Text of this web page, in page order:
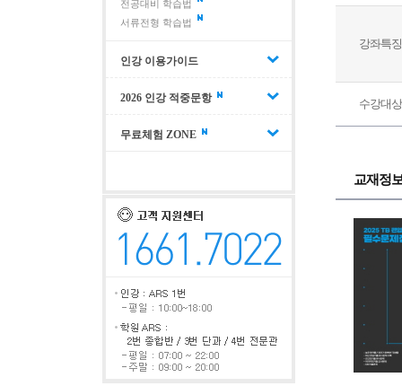
전공대비 학습법
서류전형 학습법
인강 이용가이드
2026 인강 적중문항
무료체험 ZONE
강좌특징
수강대상
교재정